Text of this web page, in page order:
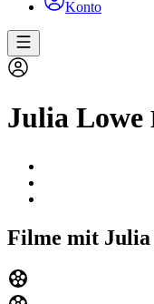
Konto
Julia Lowe
Filme mit Julia